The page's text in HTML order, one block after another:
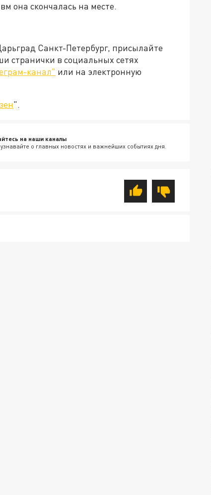
она скончалась на месте.
Санкт-Петербург, присылайте
странички в социальных сетях
канал" или на электронную
".
на наши каналы
о главных новостях и важнейших событиях дня.